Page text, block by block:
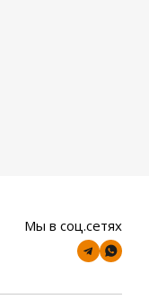
Мы в соц.сетях